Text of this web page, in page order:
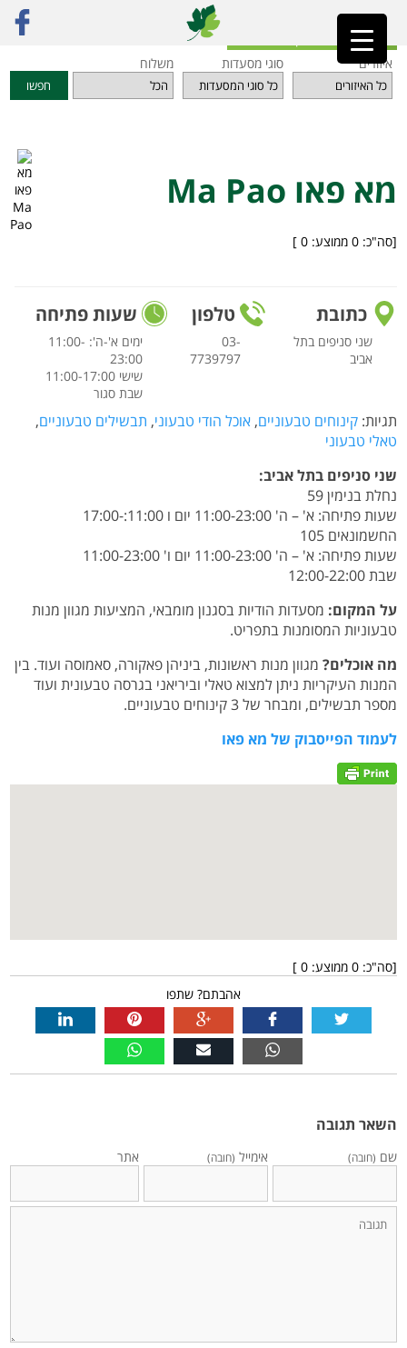
ראשי»מסעדות מא פאו Ma Pao
חזרה לאינדקס המסעדות
איזורים
סוגי מסעדות משלוח
חפשו
מא פאו Ma Pao
[סה"כ: 0 ממוצע: 0
]
כתובת
שני סניפים בתל
אביב
טלפון
03-
7739797
שעות פתיחה
ימים א'-ה': 11:00-
23:00
שישי 11:00-17:00
שבת סגור
תגיות: קינוחים טבעוניים, אוכל הודי טבעוני, תבשילים טבעוניים,
טאלי טבעוני
שני סניפים בתל אביב:
נחלת בנימין 59
שעות פתיחה: א' – ה' 11:00-23:00 יום ו 11:00:-17:00
החשמונאים 105
שעות פתיחה: א' – ה' 11:00-23:00 יום ו' 11:00-23:00
שבת 12:00-22:00
על המקום: מסעדות הודיות בסגנון מומבאי, המציעות מגוון מנות
טבעוניות המסומנות בתפריט.
מה אוכלים? מגוון מנות ראשונות, ביניהן פאקורה, סאמוסה ועוד. בין
המנות העיקריות ניתן למצוא טאלי וביריאני בגרסה טבעונית ועוד
מספר תבשילים, ומבחר של 3 קינוחים טבעוניים.
לעמוד הפייסבוק של מא פאו
[סה"כ: 0 ממוצע: 0
]
אהבתם? שתפו
השאר תגובה
שם (חובה) אימייל (חובה) אתר